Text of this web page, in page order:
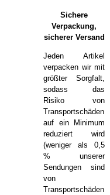
Sichere
Verpackung,
sicherer Versand
Jeden Artikel
verpacken wir mit
größter Sorgfalt,
sodass das
Risiko von
Transportschäden
auf ein Minimum
reduziert wird
(weniger als 0,5
% unserer
Sendungen sind
von
Transportschäden